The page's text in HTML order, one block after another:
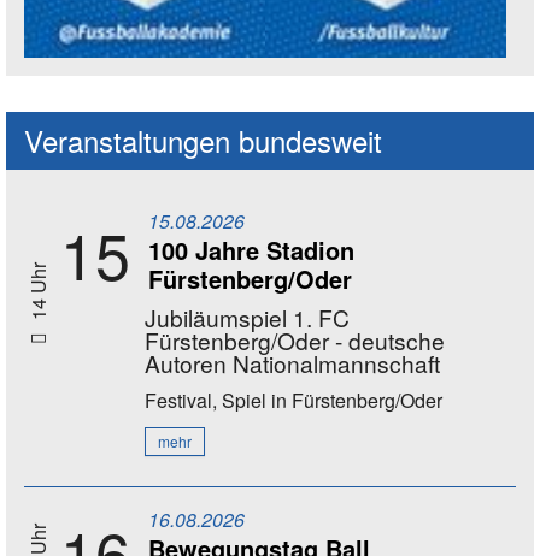
Social Media Kanäle der Akademie
Veranstaltungen bundesweit
14 Uhr 15 15.08.2026
100 Jahre Stadion
Fürstenberg/Oder
Jubiläumspiel 1. FC
Fürstenberg/Oder - deutsche
Autoren Nationalmannschaft
Festival, Spiel in Fürstenberg/Oder
mehr
16.08.2026
Bewegungstag Ball